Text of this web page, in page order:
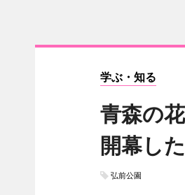
学ぶ・知る
青森の
開幕し
弘前公園